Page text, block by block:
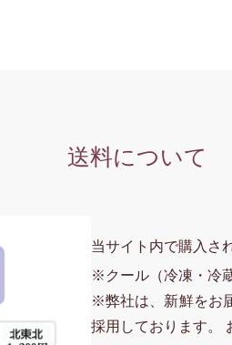
送料について
当サイト内で購入さ
※クール（冷凍・冷
※弊社は、新鮮をお
採用しております。